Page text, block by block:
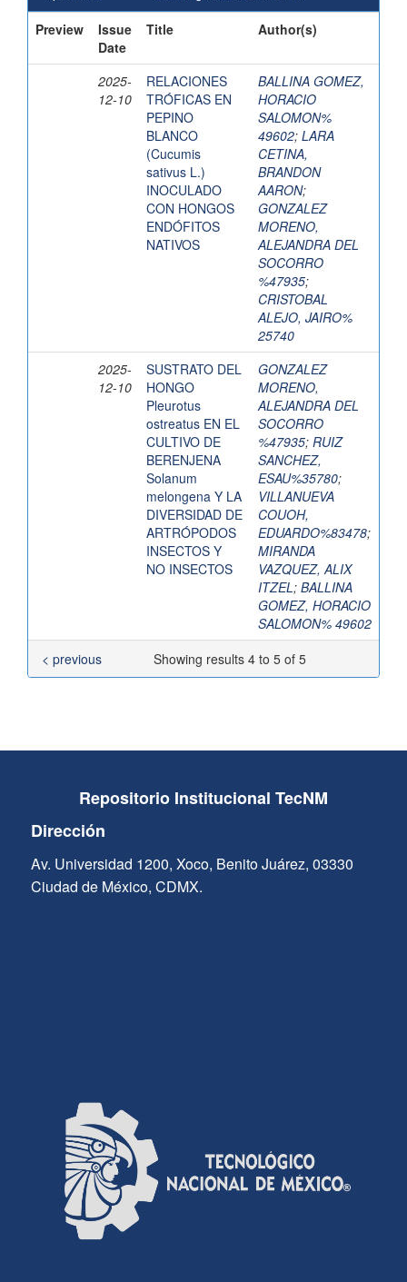
Preview
Issue
Date
Title Author(s)
2025-
12-10
RELACIONES
TRÓFICAS EN
PEPINO
BLANCO
(Cucumis
sativus L.)
INOCULADO
CON HONGOS
ENDÓFITOS
NATIVOS
BALLINA GOMEZ,
HORACIO
SALOMON%
49602; LARA
CETINA,
BRANDON
AARON;
GONZALEZ
MORENO,
ALEJANDRA DEL
SOCORRO
%47935;
CRISTOBAL
ALEJO, JAIRO%
25740
2025-
12-10
SUSTRATO DEL
HONGO
Pleurotus
ostreatus EN EL
CULTIVO DE
BERENJENA
Solanum
melongena Y LA
DIVERSIDAD DE
ARTRÓPODOS
INSECTOS Y
NO INSECTOS
GONZALEZ
MORENO,
ALEJANDRA DEL
SOCORRO
%47935; RUIZ
SANCHEZ,
ESAU%35780;
VILLANUEVA
COUOH,
EDUARDO%83478;
MIRANDA
VAZQUEZ, ALIX
ITZEL; BALLINA
GOMEZ, HORACIO
SALOMON% 49602
Showing results 4 to 5 of 5
< previous
Repositorio Institucional TecNM
Dirección
Av. Universidad 1200, Xoco, Benito Juárez, 03330
Ciudad de México, CDMX.